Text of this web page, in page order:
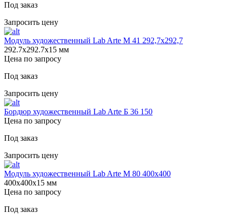
Под заказ
Запросить цену
Модуль художественный Lab Arte М 41 292,7х292,7
292.7х292.7х15 мм
Цена по запросу
Под заказ
Запросить цену
Бордюр художественный Lab Arte Б 36 150
Цена по запросу
Под заказ
Запросить цену
Модуль художественный Lab Arte М 80 400х400
400х400х15 мм
Цена по запросу
Под заказ